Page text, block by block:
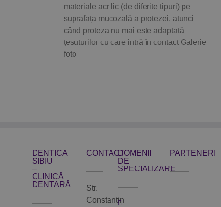
materiale acrilic (de diferite tipuri) pe
suprafața mucozală a protezei, atunci
când proteza nu mai este adaptată
țesuturilor cu care intră în contact Galerie
foto
DENTICA
SIBIU
–
CLINICĂ
DENTARĂ
CONTACT
Str.
Constantin
DOMENII
DE
SPECIALIZARE
PARTENERI